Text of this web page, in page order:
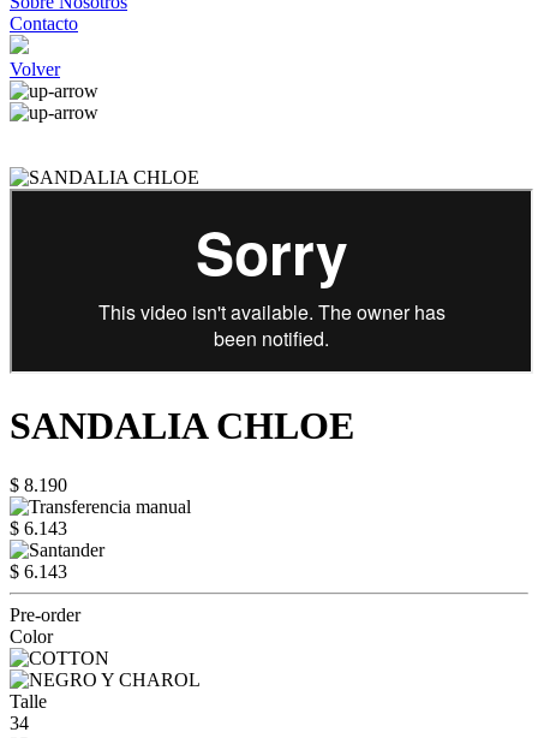
Contacto
Volver
SANDALIA CHLOE
$ 8.190
$ 6.143
$ 6.143
Pre-order
Color
Talle
34